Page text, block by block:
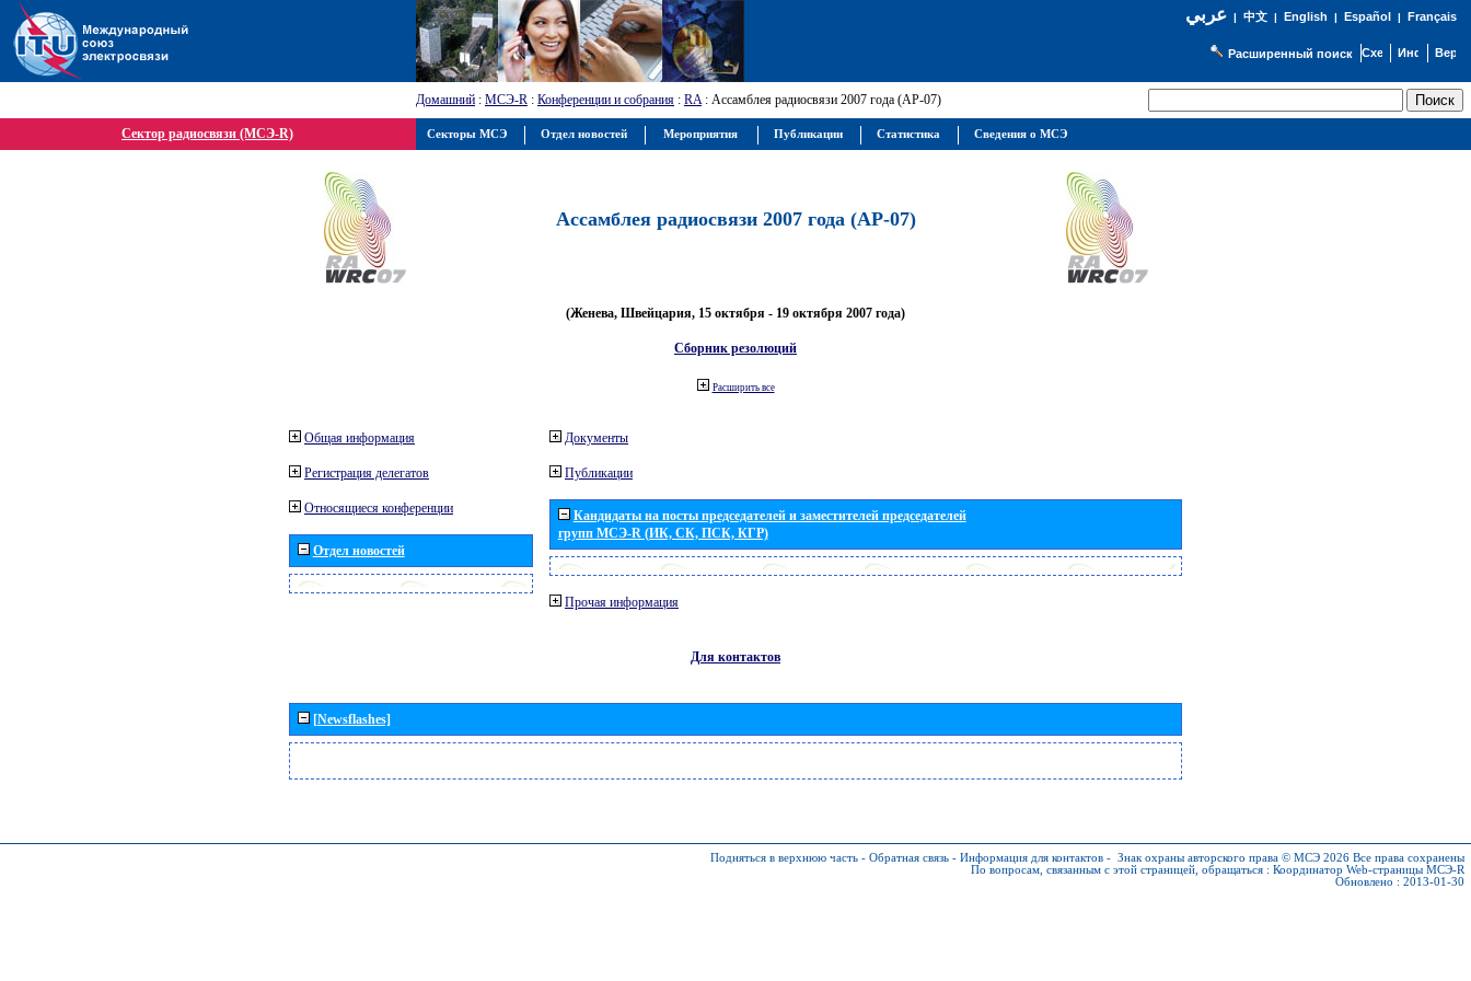
عربي| 中文| English | Español | Français
Расширенный поиск
Домашний : МСЭ-R : Конференции и собрания : RA: Ассамблея радиосвязи 2007 года (АР-07)
Сектор радиосвязи (МСЭ-R)
Ассамблея радиосвязи 2007 года (АР-07)
(Женева, Швейцария, 15 октября - 19 октября 2007 года)
Сборник резолюций
Расширить все
Общая информация
Регистрация делегатов
Относящиеся конференции
Отдел новостей
Документы
Публикации
Кандидаты на посты председателей и заместителей председателей
групп МСЭ-R (ИК, СК, ПСК, КГР)
Прочая информация
Для контактов
[Newsflashes]
Подняться в верхнюю часть - Обратная связь - Информация для контактов - Знак охраны авторского права © МСЭ 2026 Все права сохранены
По вопросам, связанным с этой страницей, обращаться : Координатор Web-страницы МСЭ-R
Обновлено : 2013-01-30
Секторы МСЭ Отдел новостей Мероприятия Публикации Статистика Сведения о МСЭ